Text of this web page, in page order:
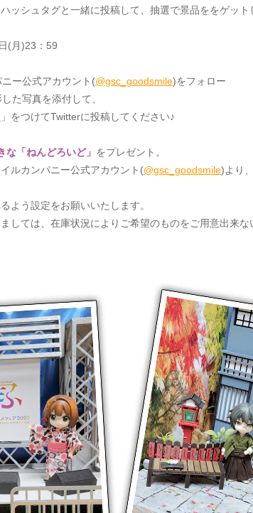
ッシュタグと一緒に投稿して、抽選で景品ををゲット
(月)23：59
ー公式アカウント(@gsc_goodsmile)をフォロー
た写真を添付して、
」をつけてTwitterに投稿してください♪
な「ねんどろいど」 をプレゼント。
ルカンパニー公式アカウント(@gsc_goodsmile)より
よう設定をお願いいたします。
しては、在庫状況によりご希望のものをご用意出来な